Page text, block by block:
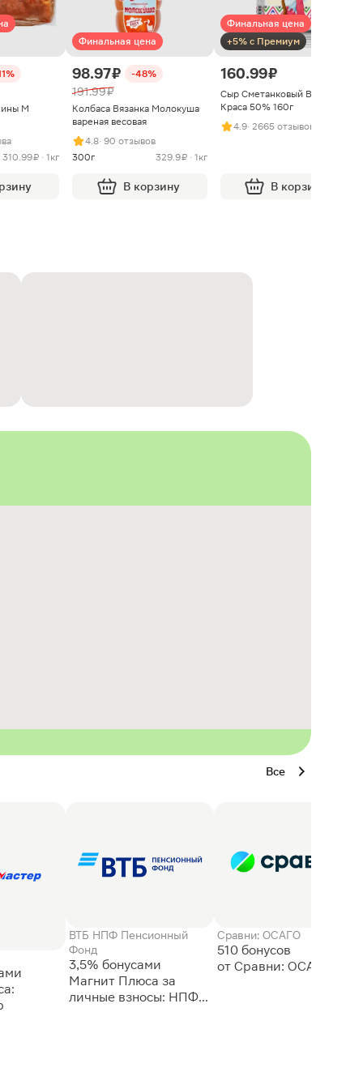
М
310.99 ₽ · 1кг
Финальная цена
98.97 ₽ -48%
191.99 ₽
Колбаса Вязанка Молокуша
вареная весовая
4.8· 90 отзывов
300г
329.9 ₽ · 1кг
В корзину
Финальная цена
+5% с Премиум
160.99 ₽
Сыр Сметанковый Варвара
Краса 50% 160г
4.9· 2665 отзывов
В корзину
Все
ВТБ НПФ Пенсионный
Фонд
3,5% бонусами
Магнит Плюса за
личные взносы: НПФ
Сравни: ОСАГО
510 бонусов